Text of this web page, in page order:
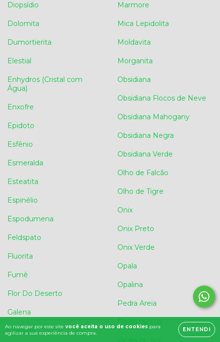
Ao navegar por este site você aceita o uso de cookies para
agilizar a sua experiência de compra.
ENTENDI
Diopsídio
Dolomita
Dumortierita
Elestial
Enhydros (Cristal com
Água)
Enxofre
Epidoto
Esfênio
Esmeralda
Esteatita
Espinélio
Espodumena
Feldspato
Fluorita
Fumê
Flor Do Deserto
Galena
Granada
Marmore
Mica Lepidolita
Moldavita
Morganita
Obsidiana
Obsidiana Flocos de Neve
Obsidiana Mahogany
Obsidiana Negra
Obsidiana Verde
Olho de Falcão
Olho de Tigre
Onix
Onix Preto
Onix Verde
Opala
Opalina
Pedra Areia
Pedra da Lua